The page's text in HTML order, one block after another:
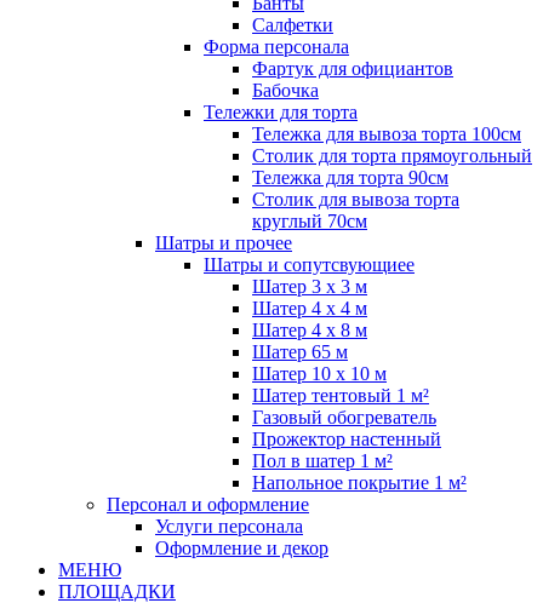
Салфетки
Форма персонала
Фартук для официантов
Бабочка
Тележки для торта
Тележка для вывоза торта 100см
Столик для торта прямоугольный
Тележка для торта 90см
Столик для вывоза торта
круглый 70см
Шатры и прочее
Шатры и сопутсвующиее
Шатер 3 х 3 м
Шатер 4 х 4 м
Шатер 4 х 8 м
Шатер 65 м
Шатер 10 х 10 м
Шатер тентовый 1 м²
Газовый обогреватель
Прожектор настенный
Пол в шатер 1 м²
Напольное покрытие 1 м²
Персонал и оформление
Услуги персонала
Оформление и декор
МЕНЮ
ПЛОЩАДКИ